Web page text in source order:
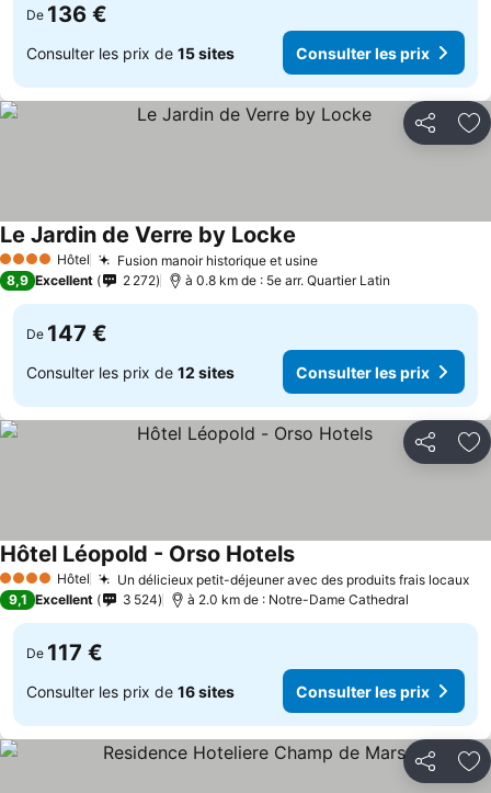
De 136 €
Consulter les prix de 15 sites Consulter les prix
Partager
4 Étoiles Hôtel Fusion manoir historique et usine
Le Jardin de Verre by Locke
8,9 Excellent 2 272 à 0.8 km de : 5e arr. Quartier Latin
De 147 €
Consulter les prix de 12 sites Consulter les prix
Partager
4 Étoiles Hôtel Un délicieux petit-déjeuner avec des produits frais locaux
Hôtel Léopold - Orso Hotels
9,1 Excellent 3 524 à 2.0 km de : Notre-Dame Cathedral
De 117 €
Consulter les prix de 16 sites Consulter les prix
Partager